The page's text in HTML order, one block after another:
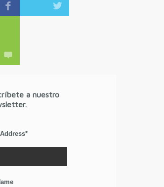
a nuestro
*